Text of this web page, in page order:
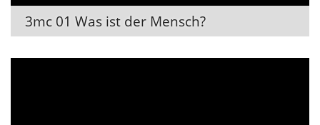
3mc 01 Was ist der Mensch?